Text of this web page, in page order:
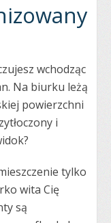
wchodząc
Na biurku leżą
powierzchni
i
tylko
wita Cię
są